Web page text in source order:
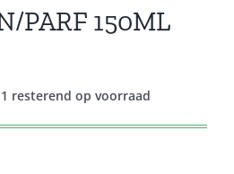
PARF 150ML
resterend op voorraad